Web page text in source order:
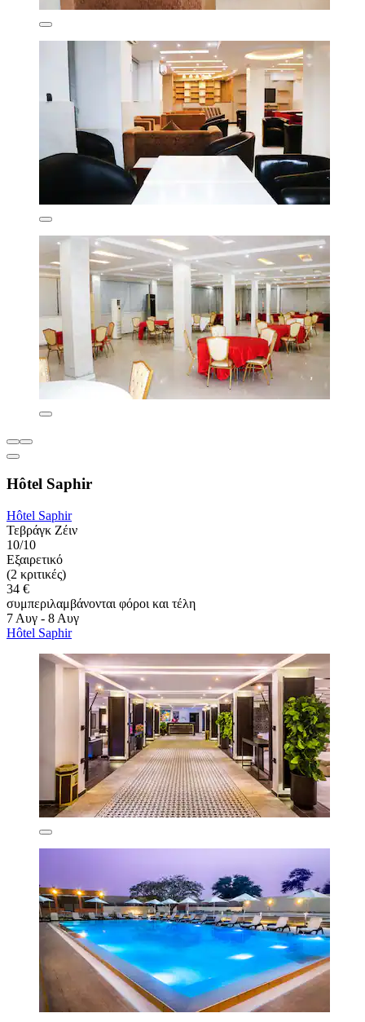
Hôtel Saphir
Hôtel Saphir
Τεβράγκ Ζέιν
10/10
Εξαιρετικό
(2 κριτικές)
34 €
συμπεριλαμβάνονται φόροι και τέλη
7 Αυγ - 8 Αυγ
Hôtel Saphir